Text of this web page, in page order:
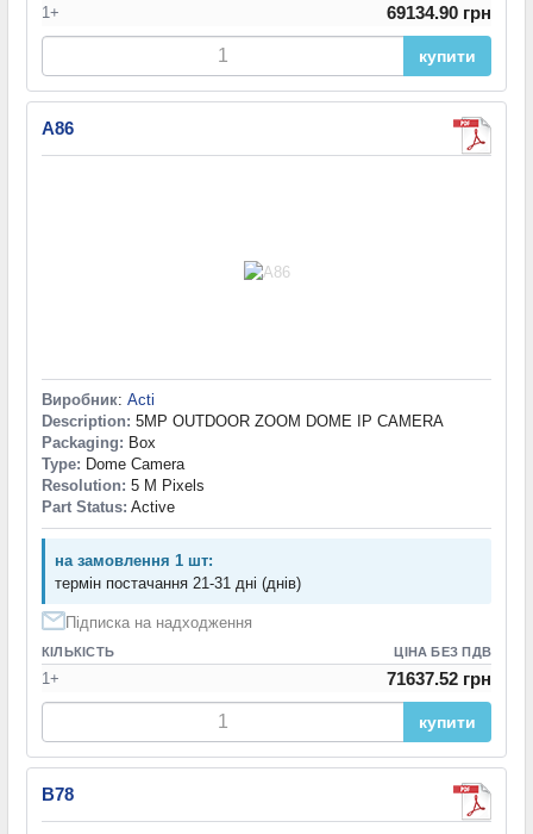
1+ 69134.90 грн
купити
A86
Виробник: Acti
Description: 5MP OUTDOOR ZOOM DOME IP CAMERA
Packaging: Box
Type: Dome Camera
Resolution: 5 M Pixels
Part Status: Active
на замовлення 1 шт:
термін постачання 21-31 дні (днів)
Підписка на надходження
КІЛЬКІСТЬ ЦІНА БЕЗ ПДВ
1+ 71637.52 грн
купити
B78